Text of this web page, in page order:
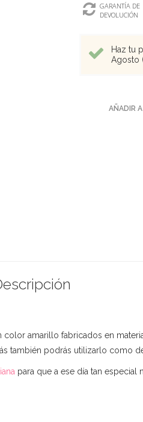
GARANTÍA DE
DEVOLUCIÓN
Haz tu
Agosto
AÑADIR
amarillo fabricados en
también podrás utilizarlo como
para que a ese día tan especial